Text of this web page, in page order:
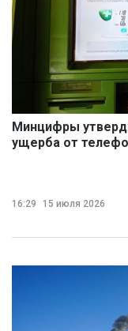
Минцифры
ущерба от
16:29 15 июля 2026